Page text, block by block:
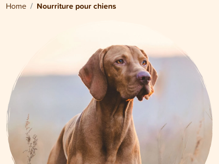
Home Nourriture pour chiens